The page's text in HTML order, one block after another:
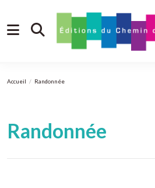
Accueil Randonnée
Randonnée